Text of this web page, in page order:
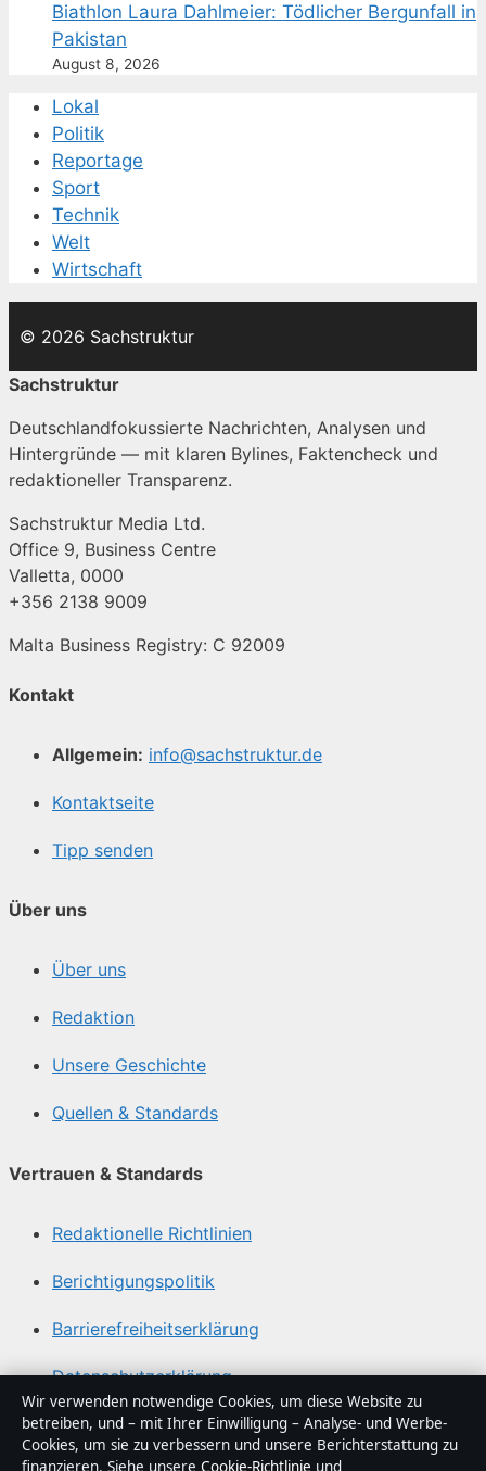
Biathlon Laura Dahlmeier: Tödlicher Bergunfall in
Pakistan
August 8, 2026
Lokal
Politik
Reportage
Sport
Technik
Welt
Wirtschaft
© 2026 Sachstruktur
Sachstruktur
Deutschlandfokussierte Nachrichten, Analysen und
Hintergründe — mit klaren Bylines, Faktencheck und
redaktioneller Transparenz.
Sachstruktur Media Ltd.
Office 9, Business Centre
Valletta, 0000
+356 2138 9009
Malta Business Registry: C 92009
Kontakt
Allgemein: info@sachstruktur.de
Kontaktseite
Tipp senden
Über uns
Über uns
Redaktion
Unsere Geschichte
Quellen & Standards
Vertrauen & Standards
Redaktionelle Richtlinien
Berichtigungspolitik
Barrierefreiheitserklärung
Datenschutzerklärung
Über Sachstruktur in Kürze
Wir verwenden notwendige Cookies, um diese Website zu
betreiben, und – mit Ihrer Einwilligung – Analyse- und Werbe-
Cookies, um sie zu verbessern und unsere Berichterstattung zu
finanzieren. Siehe unsere Cookie-Richtlinie und